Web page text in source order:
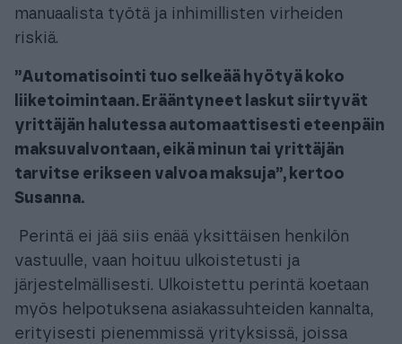
manuaalista työtä ja inhimillisten virheiden
riskiä.
”Automatisointi tuo selkeää hyötyä koko
liiketoimintaan. Erääntyneet laskut siirtyvät
yrittäjän halutessa automaattisesti eteenpäin
maksuvalvontaan, eikä minun tai yrittäjän
tarvitse erikseen valvoa maksuja”, kertoo
Susanna.
Perintä ei jää siis enää yksittäisen henkilön
vastuulle, vaan hoituu ulkoistetusti ja
järjestelmällisesti. Ulkoistettu perintä koetaan
myös helpotuksena asiakassuhteiden kannalta,
erityisesti pienemmissä yrityksissä, joissa